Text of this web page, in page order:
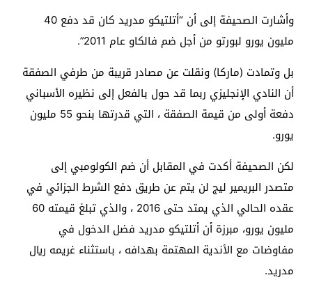
وأشارت الصحيفة إلى أن “أتلتيكو مدريد كان قد دفع 40
مليون يورو لبورتو من أجل ضم فالكاو عام 2011”.
بل وتمادت (ماركا) ونقلت عن مصادر قريبة من طرفي الصفقة
أن النادي الإنجليزي ربما قد حول بالفعل إلى نظيره الأسباني
دفعة أولى من قيمة الصفقة ، التي قدرتها بنحو 55 مليون
يورو.
لكن الصحيفة أكدت في المقابل أن ضم الكولومبي إلى
متصدر البريمير ليج لن يتم عن طريق دفع الشرط الجزائي في
عقده الحالي الذي يمتد حتى 2016 ، والذي تبلغ قيمته 60
مليون يورو، مبرزة أن أتلتيكو مدريد فضل الدخول في
مفاوضات مع الأندية المهتمة بهدافه ، باستثناء غريمه ريال
مدريد.